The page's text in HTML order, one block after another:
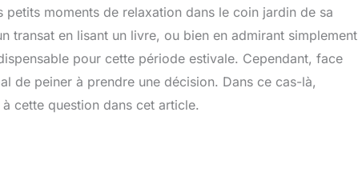
petits moments de relaxation dans le coin jardin de sa
transat en lisant un livre, ou bien en admirant simplement
pour cette période estivale. Cependant, face
de peiner à prendre une décision. Dans ce cas-là,
cette question dans cet article.